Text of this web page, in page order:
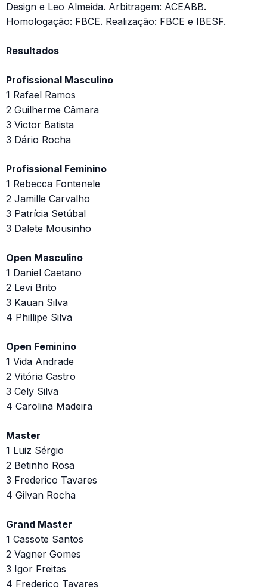
Design e Leo Almeida. Arbitragem: ACEABB.
Homologação: FBCE. Realização: FBCE e IBESF.
Resultados
Profissional Masculino
1 Rafael Ramos
2 Guilherme Câmara
3 Victor Batista
3 Dário Rocha
Profissional Feminino
1 Rebecca Fontenele
2 Jamille Carvalho
3 Patrícia Setúbal
3 Dalete Mousinho
Open Masculino
1 Daniel Caetano
2 Levi Brito
3 Kauan Silva
4 Phillipe Silva
Open Feminino
1 Vida Andrade
2 Vitória Castro
3 Cely Silva
4 Carolina Madeira
Master
1 Luiz Sérgio
2 Betinho Rosa
3 Frederico Tavares
4 Gilvan Rocha
Grand Master
1 Cassote Santos
2 Vagner Gomes
3 Igor Freitas
4 Frederico Tavares